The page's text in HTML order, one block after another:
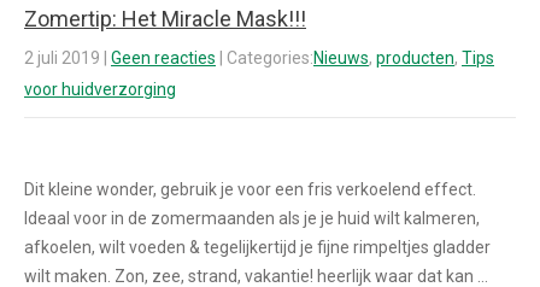
Zomertip: Het Miracle Mask!!!
2 juli 2019 Geen reacties | Categories:Nieuws, producten, Tips
voor huidverzorging
Dit kleine wonder, gebruik je voor een fris verkoelend effect.
Ideaal voor in de zomermaanden als je je huid wilt kalmeren,
afkoelen, wilt voeden & tegelijkertijd je fijne rimpeltjes gladder
wilt maken. Zon, zee, strand, vakantie! heerlijk waar dat kan …